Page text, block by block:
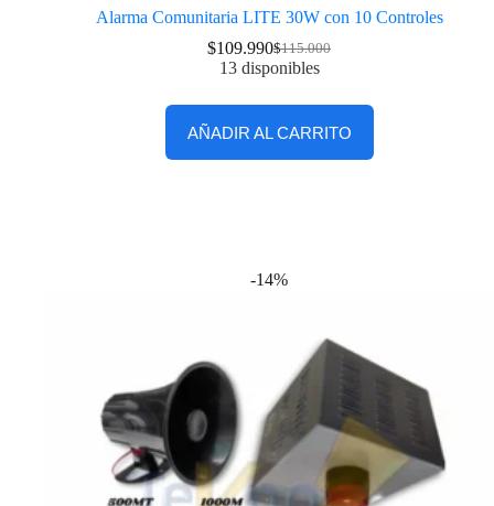
Alarma Comunitaria LITE 30W con 10 Controles
$115.000
$109.990
13 disponibles
AÑADIR AL CARRITO
-14%